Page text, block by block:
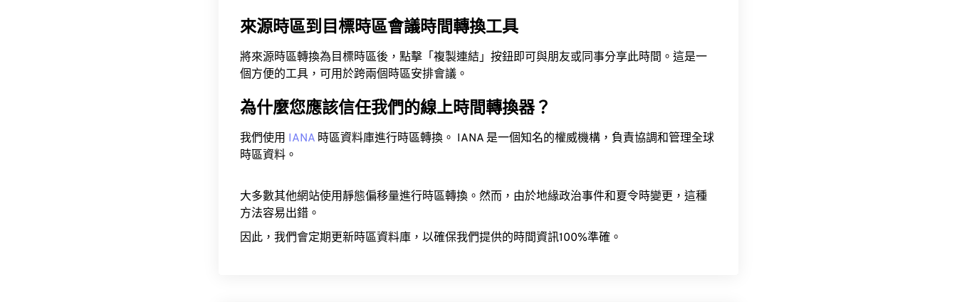
來源時區到目標時區會議時間轉換工具
將來源時區轉換為目標時區後，點擊「複製連結」按鈕即可與朋友或同事分享此時間。這是一
個方便的工具，可用於跨兩個時區安排會議。
為什麼您應該信任我們的線上時間轉換器？
我們使用 IANA 時區資料庫進行時區轉換。 IANA 是一個知名的權威機構，負責協調和管理全球
時區資料。
大多數其他網站使用靜態偏移量進行時區轉換。然而，由於地緣政治事件和夏令時變更，這種
方法容易出錯。
因此，我們會定期更新時區資料庫，以確保我們提供的時間資訊100%準確。